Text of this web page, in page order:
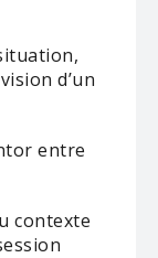
d’un
entre
contexte